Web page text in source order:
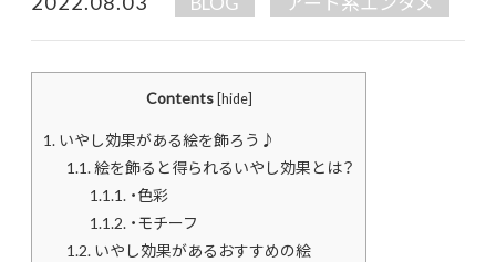
Contents[hide]
1. いやし効果がある絵を飾ろう♪
1.1.絵を飾ると得られるいやし効果とは？
1.1.1. ・色彩
1.1.2. ・モチーフ
1.2. いやし効果があるおすすめの絵